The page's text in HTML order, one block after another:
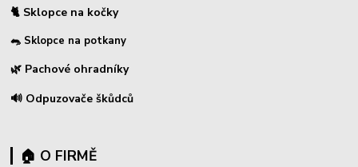
🐈 Sklopce na kočky
🐀 Sklopce na potkany
🌿 Pachové ohradníky
🔊 Odpuzovače škůdců
🏠 O FIRMĚ